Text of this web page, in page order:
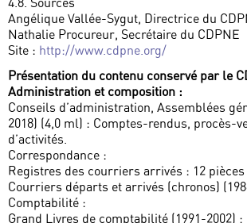
Angélique Vallée-Sygut, Directrice du
Nathalie Procureur, Secrétaire du CDPNE
Site : http://www.cdpne.org/
Présentation du contenu conservé par le
Administration et composition :
Conseils d’administration, Assemblées
2018) (4,0 ml) : Comptes-rendus, procès-
d’activités.
Correspondance :
Registres des courriers arrivés : 12 pièces
Courriers départs et arrivés (chronos)
Comptabilité :
Grand Livres de comptabilité (1991-2002) ;